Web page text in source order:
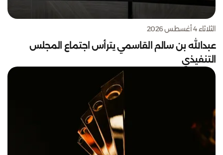
الثلاثاء 4 أغسطس 2026
عبدالله بن سالم القاسمي يترأس اجتماع المجلس
التنفيذي